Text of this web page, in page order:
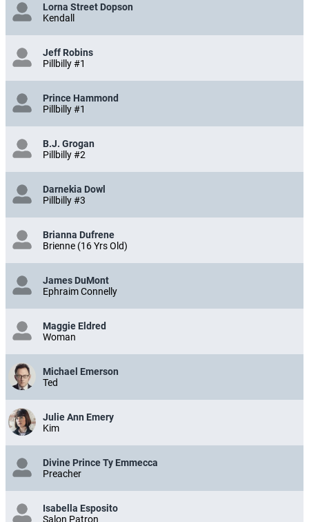
Lorna Street Dopson
Kendall
Jeff Robins
Pillbilly #1
Prince Hammond
Pillbilly #1
B.J. Grogan
Pillbilly #2
Darnekia Dowl
Pillbilly #3
Brianna Dufrene
Brienne (16 Yrs Old)
James DuMont
Ephraim Connelly
Maggie Eldred
Woman
Michael Emerson
Ted
Julie Ann Emery
Kim
Divine Prince Ty Emmecca
Preacher
Isabella Esposito
Salon Patron